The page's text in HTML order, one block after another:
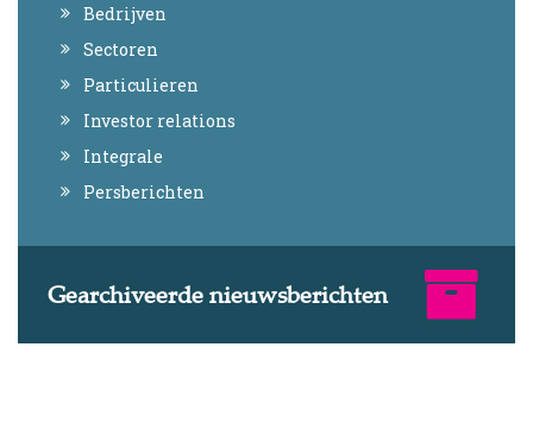
Bedrijven
Sectoren
Particulieren
Investor relations
Integrale
Persberichten
Gearchiveerde nieuwsberichten